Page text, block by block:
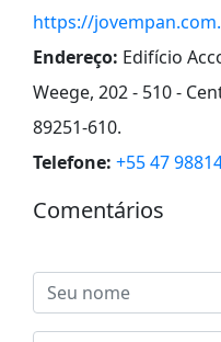
https://
Endereço: Edifício
Weege, 202 - 510 -
89251-610.
Telefone: +55 47
Comentários